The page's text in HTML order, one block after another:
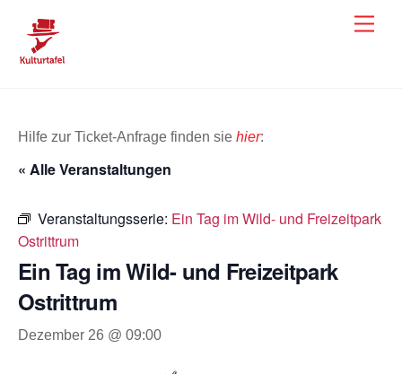
content
Hilfe zur Ticket-Anfrage finden sie hier:
« Alle Veranstaltungen
Veranstaltungsserie: Ein Tag im Wild- und Freizeitpark
Ostrittrum
Ein Tag im Wild- und Freizeitpark
Ostrittrum
Dezember 26 @ 09:00